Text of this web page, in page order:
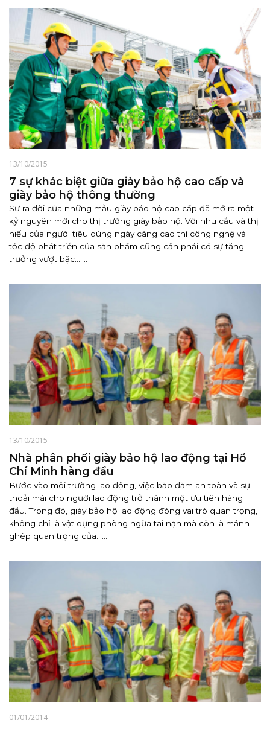
13/10/2015
7 sự khác biệt giữa giày bảo hộ cao cấp và
giày bảo hộ thông thường
Sự ra đời của những mẫu giày bảo hộ cao cấp đã mở ra một
kỷ nguyên mới cho thị trường giày bảo hộ. Với nhu cầu và thị
hiếu của người tiêu dùng ngày càng cao thì công nghệ và
tốc độ phát triển của sản phẩm cũng cần phải có sự tăng
trưởng vượt bậc.......
13/10/2015
Nhà phân phối giày bảo hộ lao động tại Hồ
Chí Minh hàng đầu
Bước vào môi trường lao động, việc bảo đảm an toàn và sự
thoải mái cho người lao động trở thành một ưu tiên hàng
đầu. Trong đó, giày bảo hộ lao động đóng vai trò quan trọng,
không chỉ là vật dụng phòng ngừa tai nạn mà còn là mảnh
ghép quan trọng của......
01/01/2014